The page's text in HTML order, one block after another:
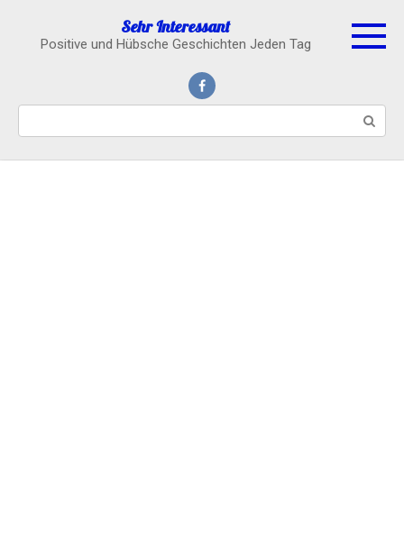
content
Sehr Interessant
Positive und Hübsche Geschichten Jeden Tag